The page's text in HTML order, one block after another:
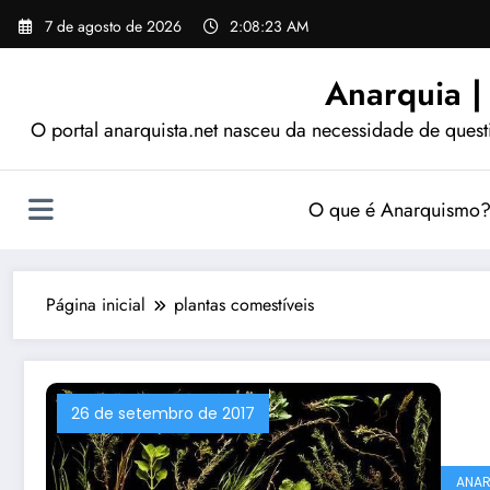
Pular
para
7 de agosto de 2026 2:08:23 AM
Anarquia
O portal anarquista.net nasceu da necessidade de
O que é Anarquismo?
Página inicial plantas comestíveis
26 de setembro de 2017